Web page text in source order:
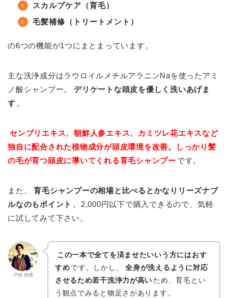
スカルプケア（育毛）
毛髪補修（トリートメント）
の6つの機能が1つにまとまっています。
主な洗浄成分はラウロイルメチルアラニンNaを使ったアミ
ノ酸シャンプー。
デリケートな頭皮を優しく洗いあげま
す 。
センブリエキス、朝鮮人参エキス、カミツレ花エキスなど
独自に配合された植物成分が頭皮環境を改善。しっかり髪
の毛が育つ頭皮に導いてくれる育毛シャンプー です。
また、
育毛シャンプーの相場と比べるとかなりリーズナブ
ルなのもポイント 。2,000円以下で購入できるので、気軽
に試してみて下さい。
戸田 和博
この一本で全てを済ませたいいう方にはおす
すめです。しかし、
全身が洗えるように対応
させるため若干洗浄力が高い ため、育毛とい
う観点でみると物足さがあります。